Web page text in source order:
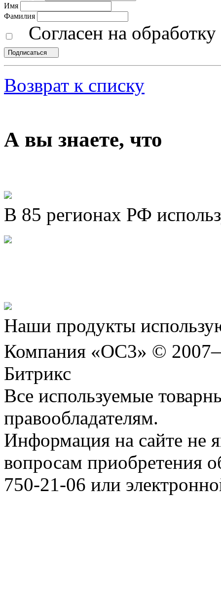
Имя
Фамилия
Согласен на
Подписаться
Возврат к списку
А вы знаете, что
В 85 регионах РФ
Наши продукты
Компания «ОС3» ©
Битрикс
Все используемые
правообладателям.
Информация на сайте не
вопросам приобретения
750-21-06 или